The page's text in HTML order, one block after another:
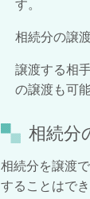
す。
相続分の譲
譲渡する相
の譲渡も可能
相続分
相続分を譲渡
することはで